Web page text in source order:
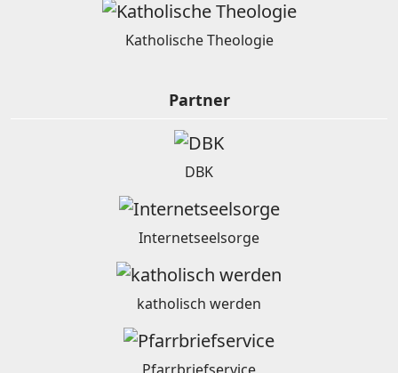
Katholische Theologie
Partner
DBK
Internetseelsorge
katholisch werden